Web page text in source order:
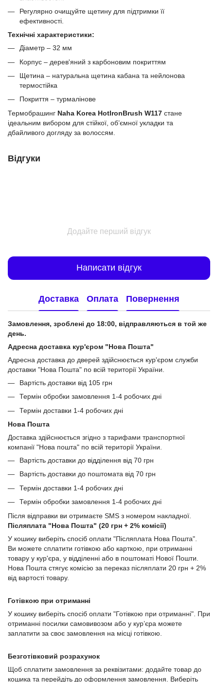
Регулярно очищуйте щетину для підтримки її
ефективності.
Технічні характеристики:
Діаметр – 32 мм
Корпус – дерев'яний з карбоновим покриттям
Щетина – натуральна щетина кабана та нейлонова
термостійка
Покриття – турмалінове
Термобрашинг Naha Korea HotIronBrush W117 стане
ідеальним вибором для стійкої, об’ємної укладки та
дбайливого догляду за волоссям.
Відгуки
Додайте перший відгук
Написати відгук
Доставка Оплата Повернення
Замовлення, зроблені до 18:00, відправляються в той же
день.
Адресна доставка кур'єром "Нова Пошта"
Адресна доставка до дверей здійснюється кур'єром служби
доставки "Нова Пошта" по всій території України.
Вартість доставки від 105 грн
Термін обробки замовлення 1-4 робочих дні
Термін доставки 1-4 робочих дні
Нова Пошта
Доставка здійснюється згідно з тарифами транспортної
компанії "Нова пошта" по всій території України.
Вартість доставки до відділення від 70 грн
Вартість доставки до поштомата від 70 грн
Термін доставки 1-4 робочих дні
Термін обробки замовлення 1-4 робочих дні
Після відправки ви отримаєте SMS з номером накладної.
Післяплата "Нова Пошта" (20 грн + 2% комісії)
У кошику виберіть спосіб оплати "Післяплата Нова Пошта".
Ви можете сплатити готівкою або карткою, при отриманні
товару у кур'єра, у відділенні або в поштоматі Нової Пошти.
Нова Пошта стягує комісію за переказ післяплати 20 грн + 2%
від вартості товару.
Готівкою при отриманні
У кошику виберіть спосіб оплати "Готівкою при отриманні". При
отриманні посилки самовивозом або у кур’єра можете
заплатити за своє замовлення на місці готівкою.
Безготівковий розрахунок
Щоб сплатити замовлення за реквізитами: додайте товар до
кошика та перейдіть до оформлення замовлення. Виберіть